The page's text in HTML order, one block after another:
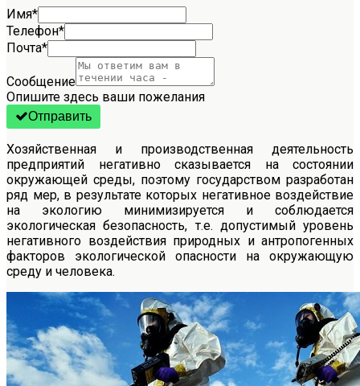
Имя*
Телефон*
Почта*
Сообщение
Опишите здесь ваши пожелания
Отправить
Хозяйственная и производственная деятельность
предприятий негативно сказывается на состоянии
окружающей среды, поэтому государством разработан
ряд мер, в результате которых негативное воздействие
на экологию минимизируется и соблюдается
экологическая безопасность, т.е. допустимый уровень
негативного воздействия природных и антропогенных
факторов экологической опасности на окружающую
среду и человека.